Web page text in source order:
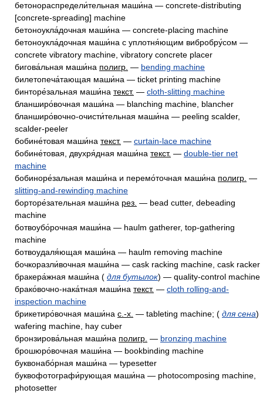
бетонораспредели́тельная маши́на — concrete-distributing
[concrete-spreading] machine
бетоноукла́дочная маши́на — concrete-placing machine
бетоноукла́дочная маши́на с уплотня́ющим вибробру́сом —
concrete vibratory machine, vibratory concrete placer
бигова́льная маши́на полигр. — bending machine
билетопеча́тающая маши́на — ticket printing machine
бинторе́зальная маши́на текст. — cloth-slitting machine
бланширо́вочная маши́на — blanching machine, blancher
бланширо́вочно-очисти́тельная маши́на — peeling scalder,
scalder-peeler
бобине́товая маши́на текст. — curtain-lace machine
бобине́товая, двухря́дная маши́на текст. — double-tier net
machine
бобиноре́зальная маши́на и перемо́точная маши́на полигр. —
slitting-and-rewinding machine
борторе́зательная маши́на рез. — bead cutter, debeading
machine
ботвоубо́рочная маши́на — haulm gatherer, top-gathering
machine
ботвоудаля́ющая маши́на — haulm removing machine
бочкоразли́вочная маши́на — cask racking machine, cask racker
бракера́жная маши́на ( для бутылок) — quality-control machine
брако́вочно-нака́тная маши́на текст. — cloth rolling-and-
inspection machine
брикетиро́вочная маши́на с.-х. — tableting machine; ( для сена)
wafering machine, hay cuber
бронзирова́льная маши́на полигр. — bronzing machine
брошюро́вочная маши́на — bookbinding machine
буквонабо́рная маши́на — typesetter
буквофотографи́рующая маши́на — photocomposing machine,
photosetter